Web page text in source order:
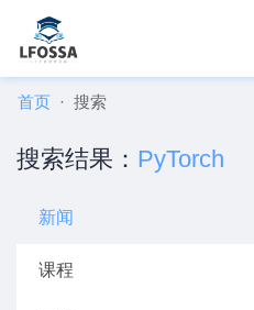
首页 搜索
搜索结果： PyTorch
新闻
课程